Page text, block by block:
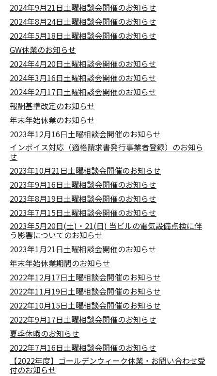
2024年9月21日土曜相談会開催のお知らせ
2024年8月24日土曜相談会開催のお知らせ
2024年5月18日土曜相談会開催のお知らせ
GW休業のお知らせ
2024年4月20日土曜相談会開催のお知らせ
2024年3月16日土曜相談会開催のお知らせ
2024年2月17日土曜相談会開催のお知らせ
報酬基準改定のお知らせ
年末年始休業のお知らせ
2023年12月16日土曜相談会開催のお知らせ
インボイス対応（適格請求書発行事業者登録）のお知ら
せ
2023年10月21日土曜相談会開催のお知らせ
2023年9月16日土曜相談会開催のお知らせ
2023年8月19日土曜相談会開催のお知らせ
2023年7月15日土曜相談会開催のお知らせ
2023年5月20日(土)・21(日) 当ビルの電気設備点検に伴
う影響についてのお知らせ
2023年1月21日土曜相談会開催のお知らせ
年末年始休業期間のお知らせ
2022年12月17日土曜相談会開催のお知らせ
2022年11月19日土曜相談会開催のお知らせ
2022年10月15日土曜相談会開催のお知らせ
2022年9月17日土曜相談会開催のお知らせ
夏季休暇のお知らせ
2022年7月16日土曜相談会開催のお知らせ
【2022年度】ゴールデンウィーク休業・お問い合わせ受
付のお知らせ